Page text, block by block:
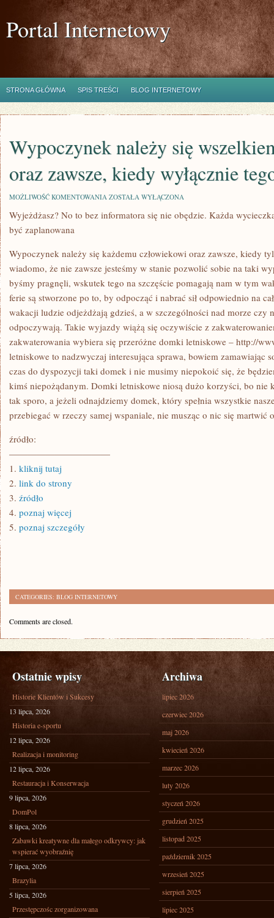
Portal Internetowy
STRONA GŁÓWNA SPIS TREŚCI BLOG INTERNETOWY
Wypoczynek należy się
oraz zawsze, kiedy wyłącznie
MOŻLIWOŚĆ KOMENTOWANIA WYPOCZYNEK
SIĘ
ZAWSZE,
WYŁĄCZNIE
TEGO
POŻĄDA
ZOSTAŁA WYŁĄCZONA
Wyjeżdżasz? No to bez informatora się nie obędzie. Każda
być zaplanowana
Wypoczynek należy się każdemu człowiekowi oraz zawsze, kiedy
wiadomo, że nie zawsze jesteśmy w stanie pozwolić sobie na taki
byśmy pragnęli, wskutek tego na szczęście pomagają nam w tym
ferie są stworzone po to, by odpocząć i nabrać sił odpowiednio na
wakacji ludzie odjeżdżają gdzieś, a w szczególności nad morze czy
odpoczywają. Takie wyjazdy wiążą się oczywiście z
zakwaterowania wybiera się przeróżne domki letniskowe – http://
letniskowe to nadzwyczaj interesująca sprawa, bowiem zamawiając
czas do dyspozycji taki domek i nie musimy niepokoić się, że
kimś niepożądanym. Domki letniskowe niosą dużo korzyści, bo nie
tak sporo, a jeżeli odnajdziemy domek, który spełnia wszystkie
przebiegać w rzeczy samej wspaniale, nie musząc o nic się martwić
źródło:
———————————
1. kliknij tutaj
2. link do strony
3. źródło
4. poznaj więcej
5. poznaj szczegóły
CATEGORIES: BLOG INTERNETOWY
Comments are closed.
Ostatnie wpisy
Historie Klientów i Sukcesy
13 lipca, 2026
Historia e-sportu
12 lipca, 2026
Realizacja i monitoring
12 lipca, 2026
Restauracja i Konserwacja
9 lipca, 2026
DomPol
8 lipca, 2026
Zabawki kreatywne dla małego odkrywcy: jak
wspierać wyobraźnię
7 lipca, 2026
Brazylia
5 lipca, 2026
Przestępczośc zorganizowana
Archiwa
lipiec 2026
czerwiec 2026
maj 2026
kwiecień 2026
marzec 2026
luty 2026
styczeń 2026
grudzień 2025
listopad 2025
październik 2025
wrzesień 2025
sierpień 2025
lipiec 2025